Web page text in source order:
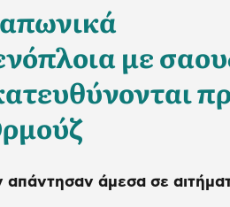
με
απάντησαν άμεσα σε